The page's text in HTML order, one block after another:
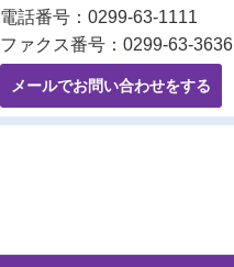
電話番号：0299-63-1111
ファクス番号：0299-63-3636
メールでお問い合わせをする